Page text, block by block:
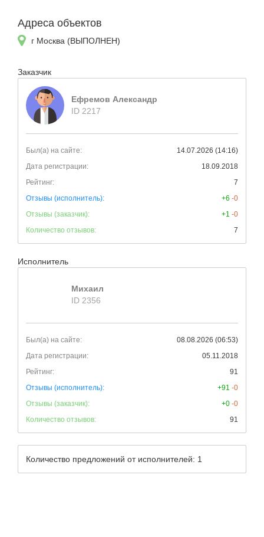
Адреса объектов
г Москва (ВЫПОЛНЕН)
Заказчик
Ефремов Александр
ID 2217
Был(а) на сайте:
14.07.2026 (14:16)
Дата регистрации:
18.09.2018
Рейтинг:
7
Отзывы (исполнитель):
+6 -0
Отзывы (заказчик):
+1 -0
Количество отзывов:
7
Исполнитель
Михаил
ID 2356
Был(а) на сайте:
08.08.2026 (06:53)
Дата регистрации:
05.11.2018
Рейтинг:
91
Отзывы (исполнитель):
+91 -0
Отзывы (заказчик):
+0 -0
Количество отзывов:
91
Количество предложений от исполнителей: 1